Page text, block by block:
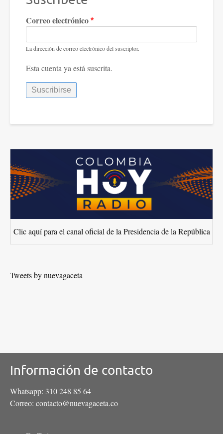
Correo electrónico
La dirección de correo electrónico del suscriptor.
Esta cuenta ya está suscrita.
Clic aquí para el canal oficial de la Presidencia de la República
Tweets by nuevagaceta
Información de contacto
Whatsapp: 310 248 85 64
Correo: contacto@nuevagaceta.co